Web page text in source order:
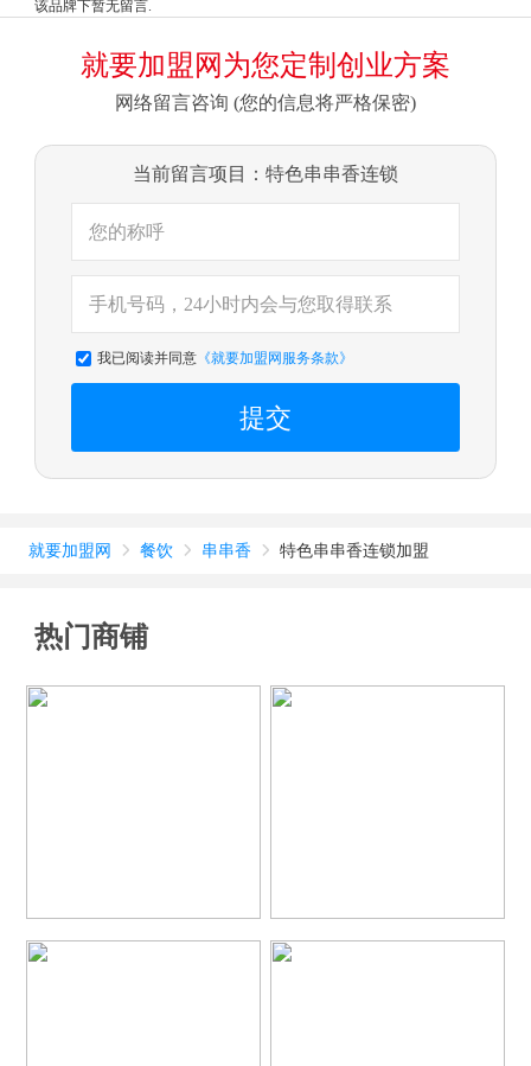
该品牌下暂无留言.
就要加盟网为您定制创业方案
网络留言咨询 (您的信息将严格保密)
当前留言项目：特色串串香连锁
我已阅读并同意《就要加盟网服务条款》
提交
就要加盟网  餐饮  串串香  特色串串香连锁加盟
热门商铺